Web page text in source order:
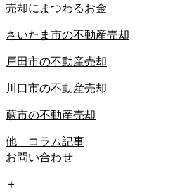
売却にまつわるお金
さいたま市の不動産売却
戸田市の不動産売却
川口市の不動産売却
蕨市の不動産売却
他 コラム記事
お問い合わせ
＋